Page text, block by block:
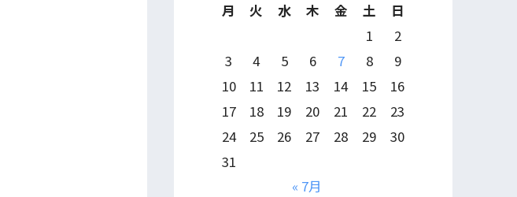
月
火 水 木 金 土
日
1
2
3
4 5 6 7 8
9
10
11 12 13 14 15
16
17
18 19 20 21 22
23
24
25 26 27 28 29
30
31
« 7月